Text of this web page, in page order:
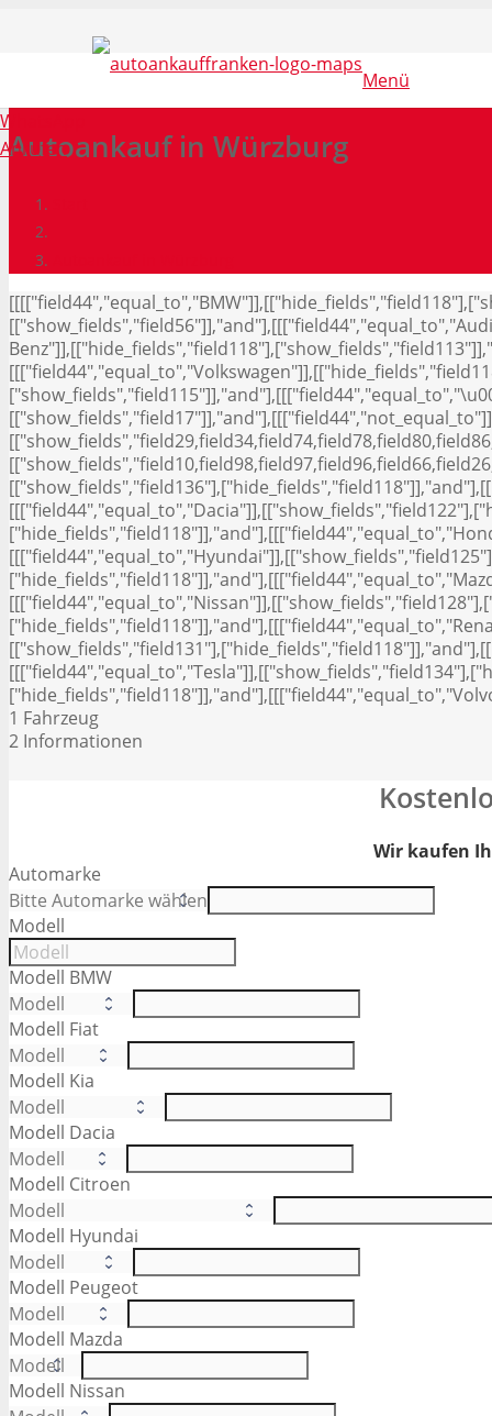
Menü
WhatsApp
Anrufen
Autoankauf in Würzburg
1 Fahrzeug
2 Informationen
Wir kaufen
Automarke
Modell
Modell BMW
Modell Fiat
Modell Kia
Modell Dacia
Modell Citroen
Modell Hyundai
Modell Peugeot
Modell Mazda
Modell Nissan